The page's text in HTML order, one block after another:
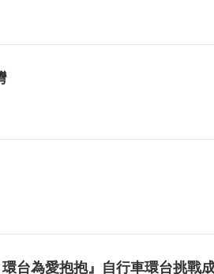
台為愛抱抱』自行車環台挑戰